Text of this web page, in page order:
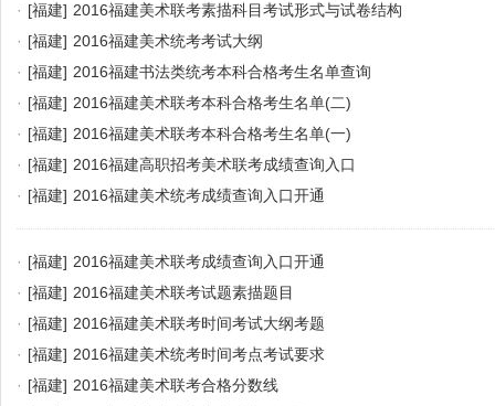
· [福建] 2016福建美术联考素描科目考试形式与试卷结构
· [福建] 2016福建美术统考考试大纲
· [福建] 2016福建书法类统考本科合格考生名单查询
· [福建] 2016福建美术联考本科合格考生名单(二)
· [福建] 2016福建美术联考本科合格考生名单(一)
· [福建] 2016福建高职招考美术联考成绩查询入口
· [福建] 2016福建美术统考成绩查询入口开通
· [福建] 2016福建美术联考成绩查询入口开通
· [福建] 2016福建美术联考试题素描题目
· [福建] 2016福建美术联考时间考试大纲考题
· [福建] 2016福建美术统考时间考点考试要求
· [福建] 2016福建美术联考合格分数线